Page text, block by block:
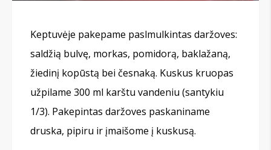
Keptuvėje pakepame paslmulkintas daržoves:
saldžią bulvę, morkas, pomidorą, baklažaną,
žiedinį kopūstą bei česnaką. Kuskus kruopas
užpilame 300 ml karštu vandeniu (santykiu
1/3). Pakepintas daržoves paskaniname
druska, pipiru ir įmaišome į kuskusą.